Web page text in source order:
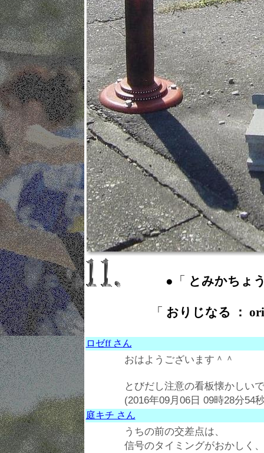
●「 とみかちょ
「 おりじなる ：
ロゼff さん
おはようございます＾＾
とびだし注意の看板懐かしい
(2016年09月06日 09時28分54
庭キチ さん
うちの前の交差点は、
信号のタイミングがおかしく